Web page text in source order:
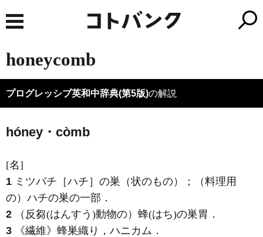
honeycomb
プログレッシブ英和中辞典(第5版)の解説
hóney・còmb
[名]
1 ミツバチ［ハチ］の巣（状のもの）；（料理用
の）ハチの巣の一部 ．
2 （反芻(はんすう)動物の）蜂(はち)の巣胃 ．
3
《繊維》 蜂巣織り，ハニカム ．